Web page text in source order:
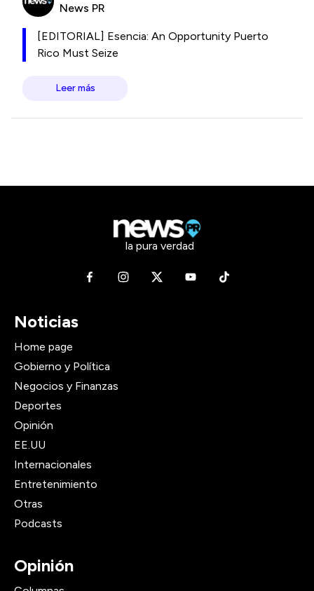
News PR
[EDITORIAL] Esencia: An Opportunity Puerto
Rico Must Seize
Leer más
la pura verdad
Noticias
Home page
Gobierno y Política
Negocios y Finanzas
Deportes
Opinión
EE.UU
Internacionales
Entretenimiento
Otras
Podcasts
Opinión